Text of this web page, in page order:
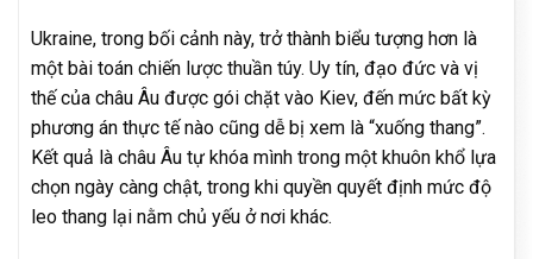
Ukraine, trong bối cảnh này, trở thành biểu tượng hơn là
một bài toán chiến lược thuần túy. Uy tín, đạo đức và vị
thế của châu Âu được gói chặt vào Kiev, đến mức bất kỳ
phương án thực tế nào cũng dễ bị xem là “xuống thang”.
Kết quả là châu Âu tự khóa mình trong một khuôn khổ lựa
chọn ngày càng chật, trong khi quyền quyết định mức độ
leo thang lại nằm chủ yếu ở nơi khác.